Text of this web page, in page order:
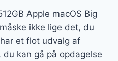
Apple macOS Big
ikke lige det, du
et flot udvalg af
kan gå på opdagelse